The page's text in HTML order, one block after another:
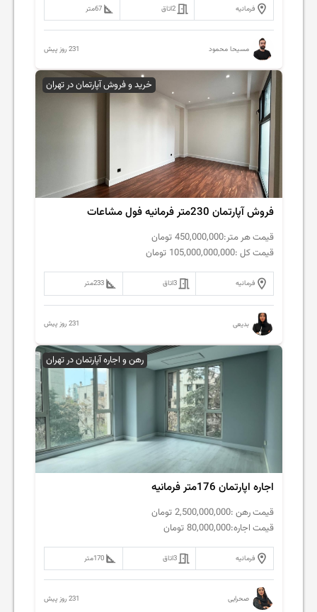
فرمانیه 2اتاق 67متر
مسیحا محمود 231 روز پیش
خرید و فروش آپارتمان در تهران
فروش آپارتمان 230متر فرمانیه فول مشاعات
قیمت هر متر:450,000,000 تومان
قیمت کل :105,000,000,000 تومان
فرمانیه 3اتاق 233متر
بدیعی 231 روز پیش
رهن و اجاره آپارتمان در تهران
اجاره اپارتمان 176متر فرمانیه
قیمت رهن :2,500,000,000 تومان
قیمت اجاره:80,000,000 تومان
فرمانیه 3اتاق 170متر
صحرایی 231 روز پیش